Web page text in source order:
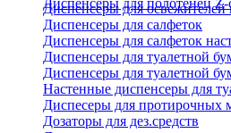
Диспенсеры для полотенец
Диспенсеры для освежителей
Диспенсеры для салфеток
Диспенсеры для салфеток
Диспенсеры для туалетной
Диспенсеры для туалетной
Настенные диспенсеры для
Диспесеры для протирочных
Дозаторы для дез.средств